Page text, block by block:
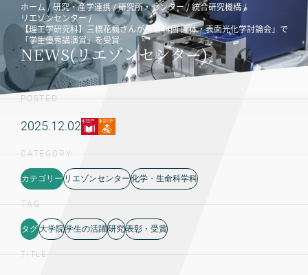
ホーム 研究・産学連携 研究所・センター
統合研究機構
リエゾンセンター
【理工学研究科】三橋花楓さんが「第44回 固体・表面光化学討論会」で
「学生優秀講演賞」を受賞
NEWS(リエゾンセンター)
POSTED
2025.12.02
CATEGORY
カテゴリー リエゾンセンター化学・生命科学科
TAG
タグ大学院学生の活躍研究表彰・受賞
TITLE